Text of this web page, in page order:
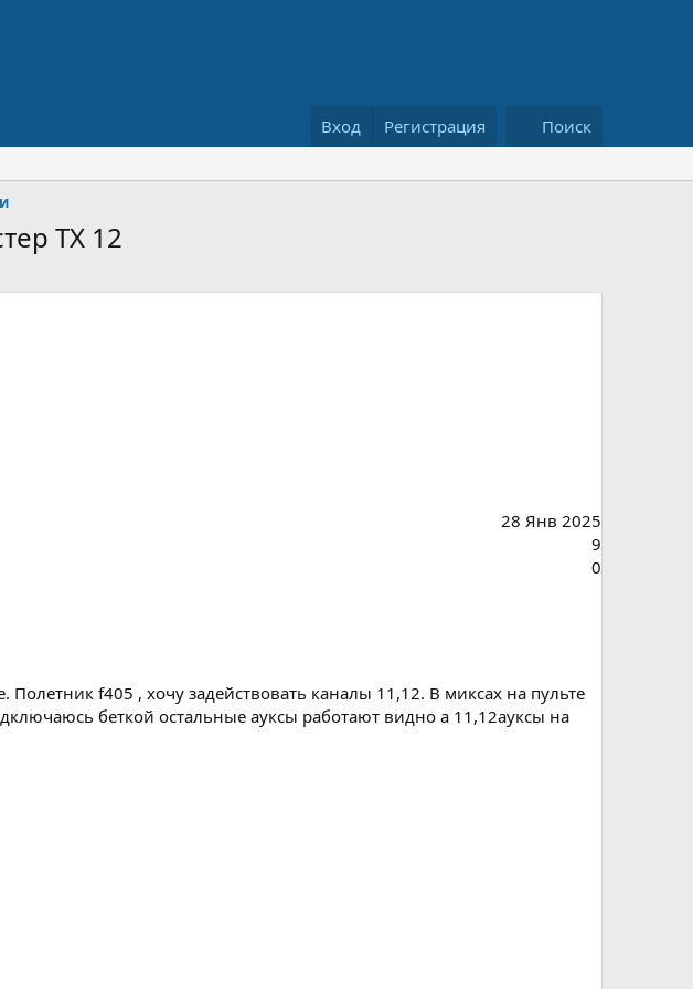
Вход Регистрация Поиск
TX 12
28 Янв 2025
9
0
f405 , хочу задействовать каналы 11,12. В миксах на пульте
беткой остальные ауксы работают видно а 11,12ауксы на